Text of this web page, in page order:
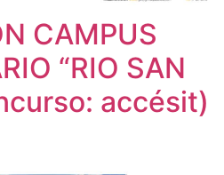
CAMPUS
“RIO SAN
accésit)